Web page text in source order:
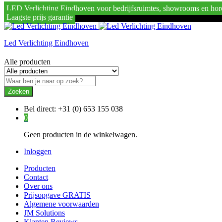
LED Verlichting Eindhoven voor bedrijfsruimtes, showrooms en
Laagste prijs garantie
Led Verlichting Eindhoven
Alle producten
Zoeken
Bel direct: +31 (0) 653 155 038
0
Geen producten in de winkelwagen.
Inloggen
Producten
Contact
Over ons
Prijsopgave GRATIS
Algemene voorwaarden
JM Solutions